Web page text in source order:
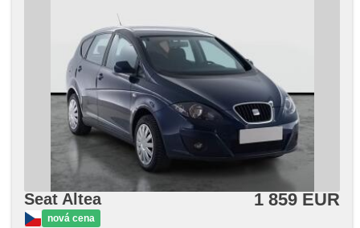
Seat Altea
nová cena
1 859 EUR